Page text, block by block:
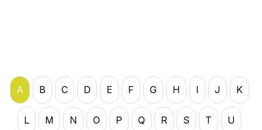
A B C D E F G H I J K
L M N O P Q R S T U